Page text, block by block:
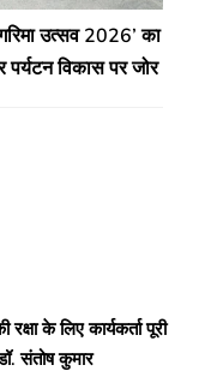
उत्सव 2026’ का
विकास पर जोर
के लिए कार्यकर्ता पूरी
संतोष कुमार